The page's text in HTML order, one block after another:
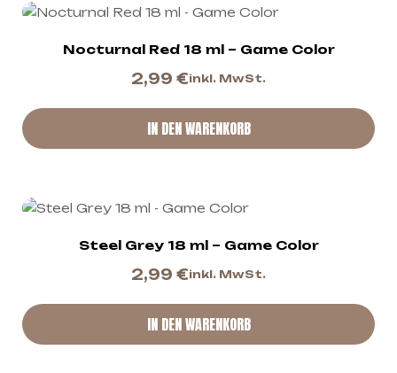
Nocturnal Red 18 ml – Game Color
2,99 €inkl. MwSt.
IN DEN WARENKORB
Steel Grey 18 ml – Game Color
2,99 €inkl. MwSt.
IN DEN WARENKORB